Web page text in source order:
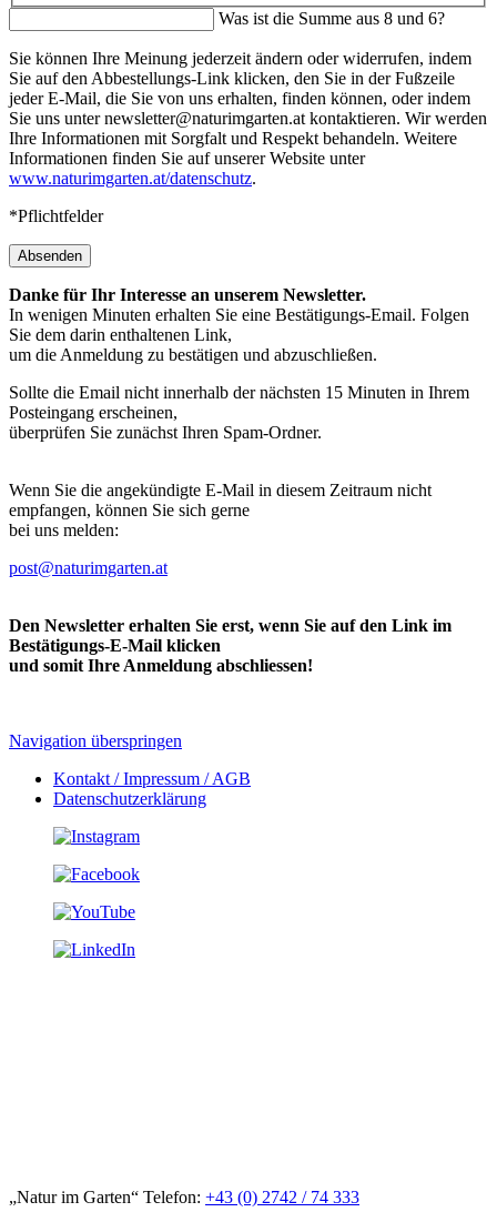
Was ist die Summe aus 8 und 6?
Sie können Ihre Meinung jederzeit ändern oder widerrufen, indem
Sie auf den Abbestellungs-Link klicken, den Sie in der Fußzeile
jeder E-Mail, die Sie von uns erhalten, finden können, oder indem
Sie uns unter newsletter@naturimgarten.at kontaktieren. Wir werden
Ihre Informationen mit Sorgfalt und Respekt behandeln. Weitere
Informationen finden Sie auf unserer Website unter
www.naturimgarten.at/datenschutz.
*Pflichtfelder
Absenden
Danke für Ihr Interesse an unserem Newsletter.
In wenigen Minuten erhalten Sie eine Bestätigungs-Email. Folgen
Sie dem darin enthaltenen Link,
um die Anmeldung zu bestätigen und abzuschließen.
Sollte die Email nicht innerhalb der nächsten 15 Minuten in Ihrem
Posteingang erscheinen,
überprüfen Sie zunächst Ihren Spam-Ordner.
Wenn Sie die angekündigte E-Mail in diesem Zeitraum nicht
empfangen, können Sie sich gerne
bei uns melden:
post@naturimgarten.at
Den Newsletter erhalten Sie erst, wenn Sie auf den Link im
Bestätigungs-E-Mail klicken
und somit Ihre Anmeldung abschliessen!
Navigation überspringen
Kontakt / Impressum / AGB
Datenschutzerklärung
„Natur im Garten“ Telefon: +43 (0) 2742 / 74 333